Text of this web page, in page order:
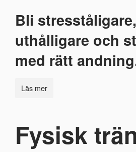
Bli stresståligare,
uthålligare och
med rätt
Läs mer
Fysisk